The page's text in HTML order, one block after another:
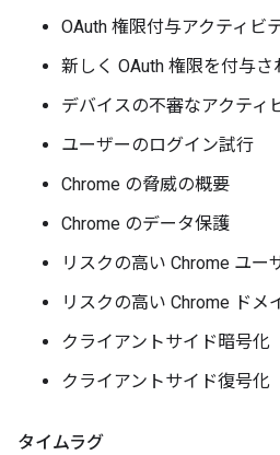
OAuth 権限付与アクティビ
新しく OAuth 権限を付与さ
デバイスの不審なアクティ
ユーザーのログイン試行
Chrome の脅威の概要
Chrome のデータ保護
リスクの高い Chrome ユー
リスクの高い Chrome ドメ
クライアントサイド暗号化
クライアントサイド復号化
タイムラグ